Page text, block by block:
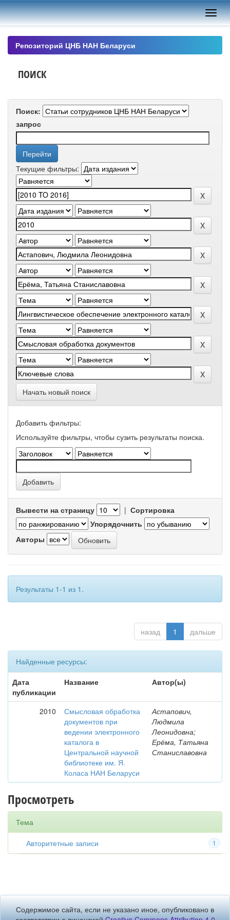
Skip
navigation
Репозиторий ЦНБ НАН Беларуси
ПОИСК
Поиск:
запрос
Текущие фильтры:
Начать новый поиск
Добавить фильтры:
Используйте фильтры, чтобы сузить результаты поиска.
Вывести на страницу | Сортировка
Упорядочнить
Авторы
Результаты 1-1 из 1.
назад 1 дальше
Найденные ресурсы:
Дата
публикации
Название Автор(ы)
2010
Смысловая обработка
документов при
ведении электронного
каталога в
Центральной научной
библиотеке им. Я.
Коласа НАН Беларуси
Астапович,
Людмила
Леонидовна;
Ерёма, Татьяна
Станиславовна
Просмотреть
Тема
1
Авторитетные записи
Содержимое сайта, если не указано иное, опубликовано в